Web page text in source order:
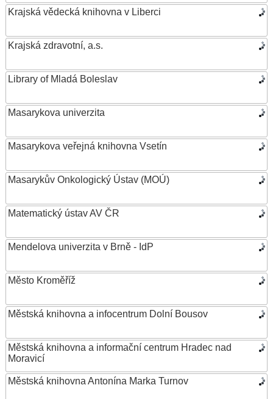
Krajská vědecká knihovna v Liberci
Krajská zdravotní, a.s.
Library of Mladá Boleslav
Masarykova univerzita
Masarykova veřejná knihovna Vsetín
Masarykův Onkologický Ústav (MOÚ)
Matematický ústav AV ČR
Mendelova univerzita v Brně - IdP
Město Kroměříž
Městská knihovna a infocentrum Dolní Bousov
Městská knihovna a informační centrum Hradec nad
Moravicí
Městská knihovna Antonína Marka Turnov